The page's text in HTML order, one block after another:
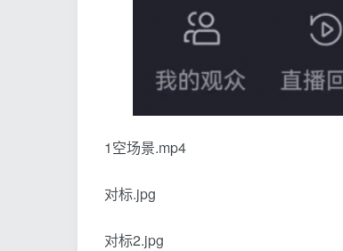
1空场景.mp4
对标.jpg
对标2.jpg